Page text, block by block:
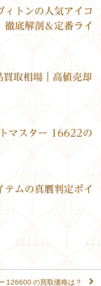
ィトンの人気アイコ
徹底解剖＆定番ライ
取相場｜高値売却
マスター 16622の
テムの真贋判定ポイ
126600 の買取価格は？